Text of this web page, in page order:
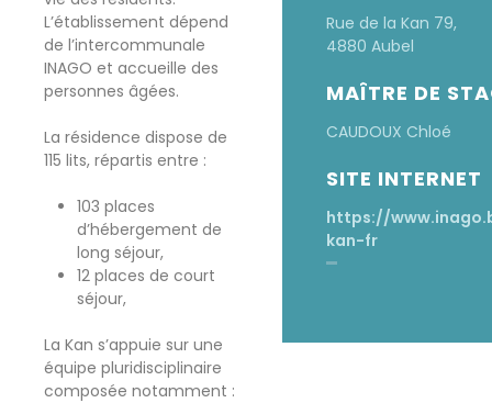
L’établissement dépend
de l’intercommunale
INAGO et accueille des
personnes âgées.
La résidence dispose de
115 lits, répartis entre :
103 places
d’hébergement de
long séjour,
12 places de court
séjour,
La Kan s’appuie sur une
équipe pluridisciplinaire
composée notamment :
Rue de la Kan 79,
4880 Aubel
MAÎTRE DE
CAUDOUX Chloé
SITE INTERNET
https://
kan-fr